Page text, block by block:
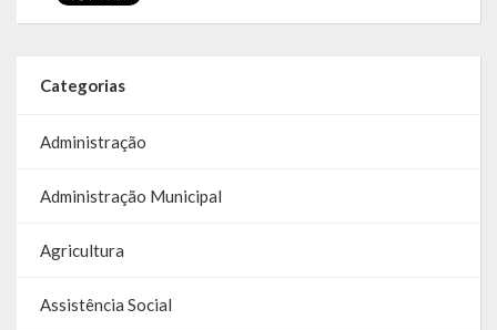
Publicações Oficiais
SIAFIC
Editais de Concursos/Processos Seletivos
Editais de Licitações
Categorias
Administração
Administração Municipal
Agricultura
Assistência Social